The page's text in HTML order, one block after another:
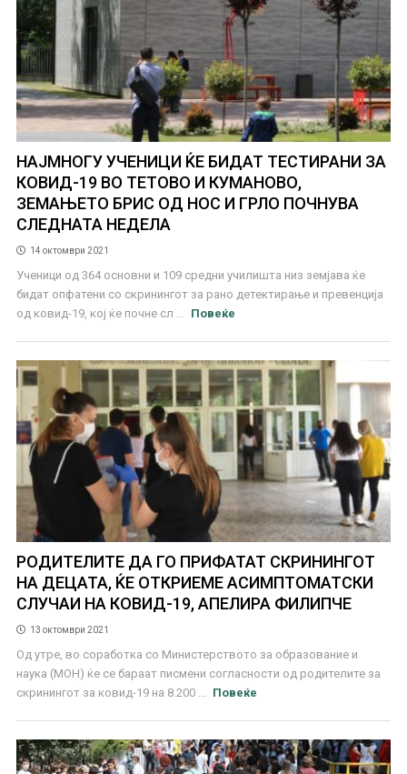
НАЈМНОГУ УЧЕНИЦИ ЌЕ БИДАТ ТЕСТИРАНИ ЗА
КОВИД-19 ВО ТЕТОВО И КУМАНОВО,
ЗЕМАЊЕТО БРИС ОД НОС И ГРЛО ПОЧНУВА
СЛЕДНАТА НЕДЕЛА
14 октомври 2021
Ученици од 364 основни и 109 средни училишта низ земјава ќе
бидат опфатени со скринингот за рано детектирање и превенција
од ковид-19, кој ќе почне сл ...
Повеќе
РОДИТЕЛИТЕ ДА ГО ПРИФАТАТ СКРИНИНГОТ
НА ДЕЦАТА, ЌЕ ОТКРИЕМЕ АСИМПТОМАТСКИ
СЛУЧАИ НА КОВИД-19, АПЕЛИРА ФИЛИПЧЕ
13 октомври 2021
Од утре, во соработка со Министерството за образование и
наука (МОН) ќе се бараат писмени согласности од родителите за
скринингот за ковид-19 на 8.200 ...
Повеќе